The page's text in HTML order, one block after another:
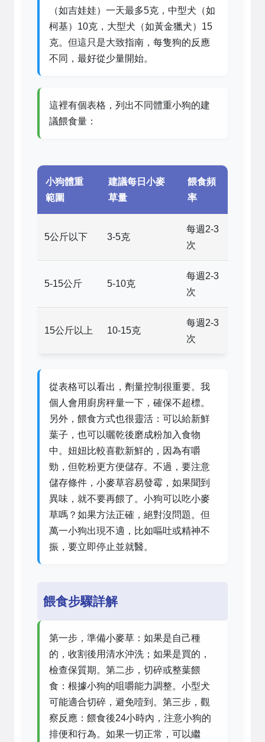
（如吉娃娃）一天最多5克，中型犬（如
柯基）10克，大型犬（如黃金獵犬）15
克。但這只是大致指南，每隻狗的反應
不同，最好從少量開始。
這裡有個表格，列出不同體重小狗的建
議餵食量：
小狗體重
範圍
建議每日小麥
草量
餵食頻
率
5公斤以下 3-5克
每週2-3
次
5-15公斤 5-10克
每週2-3
次
15公斤以上 10-15克
每週2-3
次
從表格可以看出，劑量控制很重要。我
個人會用廚房秤量一下，確保不超標。
另外，餵食方式也很靈活：可以給新鮮
葉子，也可以曬乾後磨成粉加入食物
中。妞妞比較喜歡新鮮的，因為有嚼
勁，但乾粉更方便儲存。不過，要注意
儲存條件，小麥草容易發霉，如果聞到
異味，就不要再餵了。小狗可以吃小麥
草嗎？如果方法正確，絕對沒問題。但
萬一小狗出現不適，比如嘔吐或精神不
振，要立即停止並就醫。
餵食步驟詳解
第一步，準備小麥草：如果是自己種
的，收割後用清水沖洗；如果是買的，
檢查保質期。第二步，切碎或整葉餵
食：根據小狗的咀嚼能力調整。小型犬
可能適合切碎，避免噎到。第三步，觀
察反應：餵食後24小時內，注意小狗的
排便和行為。如果一切正常，可以繼